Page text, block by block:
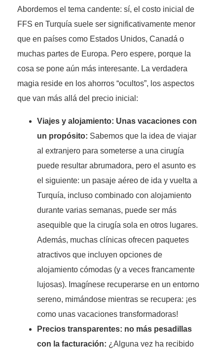
Abordemos el tema candente: sí, el costo inicial de
FFS en Turquía suele ser significativamente menor
que en países como Estados Unidos, Canadá o
muchas partes de Europa. Pero espere, porque la
cosa se pone aún más interesante. La verdadera
magia reside en los ahorros “ocultos”, los aspectos
que van más allá del precio inicial:
Viajes y alojamiento: Unas vacaciones con
un propósito: Sabemos que la idea de viajar
al extranjero para someterse a una cirugía
puede resultar abrumadora, pero el asunto es
el siguiente: un pasaje aéreo de ida y vuelta a
Turquía, incluso combinado con alojamiento
durante varias semanas, puede ser más
asequible que la cirugía sola en otros lugares.
Además, muchas clínicas ofrecen paquetes
atractivos que incluyen opciones de
alojamiento cómodas (y a veces francamente
lujosas). Imagínese recuperarse en un entorno
sereno, mimándose mientras se recupera: ¡es
como unas vacaciones transformadoras!
Precios transparentes: no más pesadillas
con la facturación: ¿Alguna vez ha recibido